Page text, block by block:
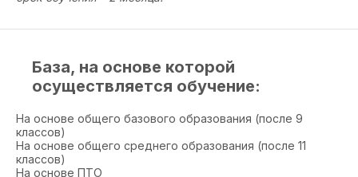
База, на основе которой
осуществляется обучение:
На основе общего базового образования (после 9
классов)
На основе общего среднего образования (после 11
классов)
На основе ПТО